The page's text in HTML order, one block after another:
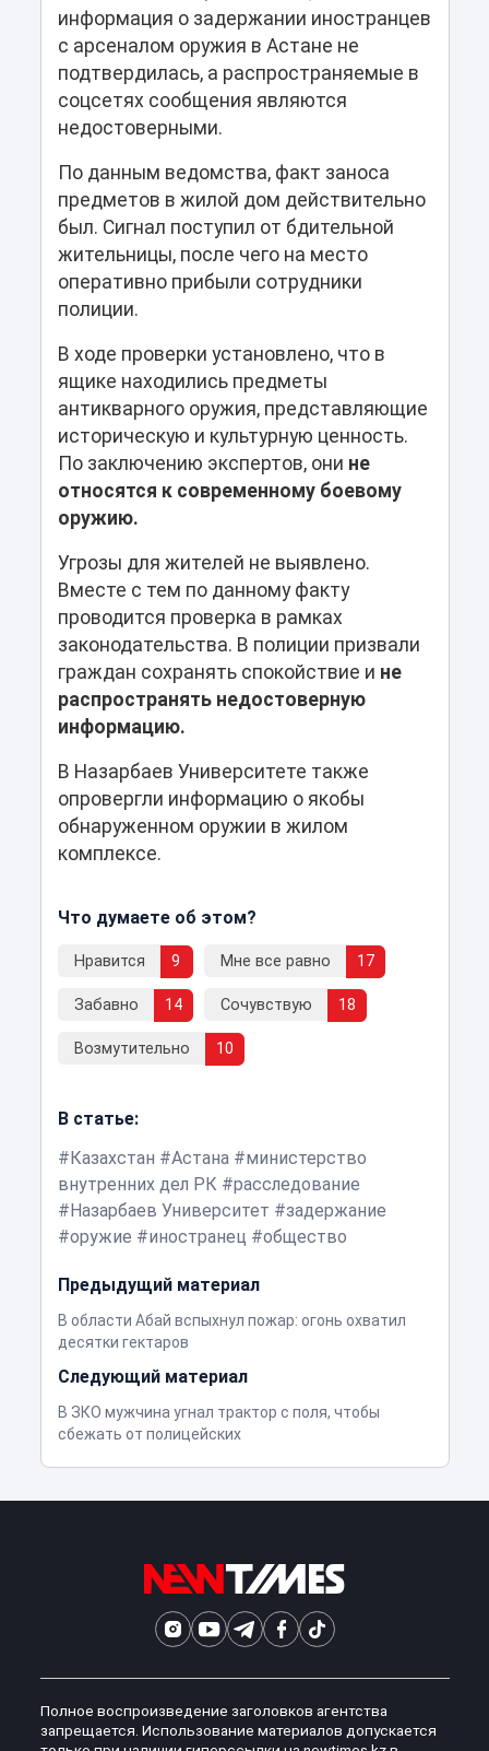
информация о задержании иностранцев
с арсеналом оружия в Астане не
подтвердилась, а распространяемые в
соцсетях сообщения являются
недостоверными.
По данным ведомства, факт заноса
предметов в жилой дом действительно
был. Сигнал поступил от бдительной
жительницы, после чего на место
оперативно прибыли сотрудники
полиции.
В ходе проверки установлено, что в
ящике находились предметы
антикварного оружия, представляющие
историческую и культурную ценность.
По заключению экспертов, они не
относятся к современному боевому
оружию.
Угрозы для жителей не выявлено.
Вместе с тем по данному факту
проводится проверка в рамках
законодательства. В полиции призвали
граждан сохранять спокойствие и не
распространять недостоверную
информацию.
В Назарбаев Университете также
опровергли информацию о якобы
обнаруженном оружии в жилом
комплексе.
Что думаете об этом?
Нравится 9 Мне все равно 17
Забавно 14 Сочувствую 18
Возмутительно 10
В статье:
Казахстан
Астана
министерство
внутренних дел РК
расследование
Назарбаев Университет
задержание
оружие
иностранец общество
Предыдущий материал
В области Абай вспыхнул пожар: огонь охватил
десятки гектаров
Следующий материал
В ЗКО мужчина угнал трактор с поля, чтобы
сбежать от полицейских
Полное воспроизведение заголовков агентства
запрещается. Использование материалов допускается